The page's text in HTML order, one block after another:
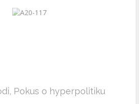
Pokus o hyperpolitiku